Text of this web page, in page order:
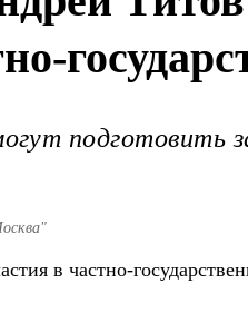
подготовить
в частно-